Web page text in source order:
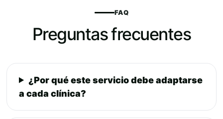
FAQ
Preguntas frecuentes
¿Por qué este servicio debe adaptarse
a cada clínica?